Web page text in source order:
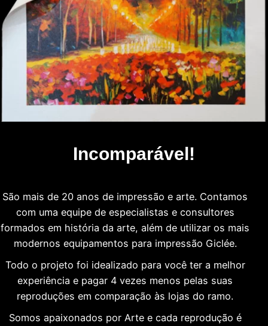
Incomparável!
São mais de 20 anos de impressão e arte. Contamos
com uma equipe de especialistas e consultores
formados em história da arte, além de utilizar os mais
modernos equipamentos para impressão Giclée.
Todo o projeto foi idealizado para você ter a melhor
experiência e pagar 4 vezes menos pelas suas
reproduções em comparação às lojas do ramo.
Somos apaixonados por Arte e cada reprodução é